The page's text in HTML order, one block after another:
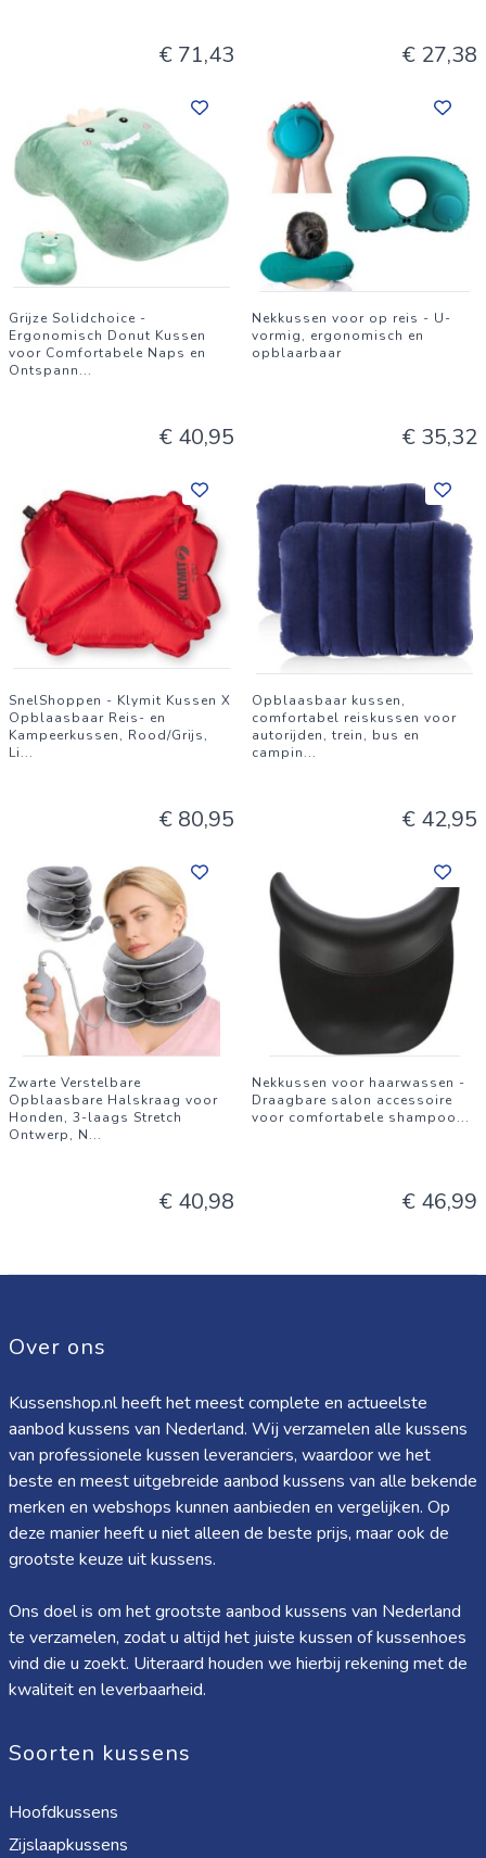
€ 71,43 € 27,38
Grijze Solidchoice -
Ergonomisch Donut Kussen
voor Comfortabele Naps en
Ontspann...
€ 40,95
Nekkussen voor op reis - U-
vormig, ergonomisch en
opblaarbaar
€ 35,32
SnelShoppen - Klymit Kussen X
Opblaasbaar Reis- en
Kampeerkussen, Rood/Grijs,
Li...
€ 80,95
Opblaasbaar kussen,
comfortabel reiskussen voor
autorijden, trein, bus en
campin...
€ 42,95
Zwarte Verstelbare
Opblaasbare Halskraag voor
Honden, 3-laags Stretch
Ontwerp, N...
€ 40,98
Nekkussen voor haarwassen -
Draagbare salon accessoire
voor comfortabele shampoo...
€ 46,99
Over ons
Kussenshop.nl heeft het meest complete en actueelste
aanbod kussens van Nederland. Wij verzamelen alle kussens
van professionele kussen leveranciers, waardoor we het
beste en meest uitgebreide aanbod kussens van alle bekende
merken en webshops kunnen aanbieden en vergelijken. Op
deze manier heeft u niet alleen de beste prijs, maar ook de
grootste keuze uit kussens.
Ons doel is om het grootste aanbod kussens van Nederland
te verzamelen, zodat u altijd het juiste kussen of kussenhoes
vind die u zoekt. Uiteraard houden we hierbij rekening met de
kwaliteit en leverbaarheid.
Soorten kussens
Hoofdkussens
Zijslaapkussens